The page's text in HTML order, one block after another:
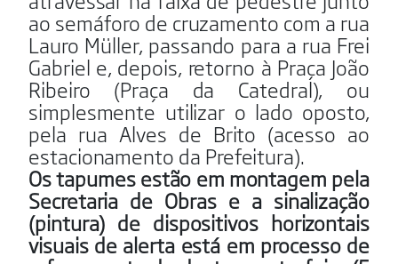
ao semáforo de cruzamento com a rua
Lauro Müller, passando para a rua Frei
Gabriel e, depois, retorno à Praça João
Ribeiro (Praça da Catedral), ou
simplesmente utilizar o lado oposto,
pela rua Alves de Brito (acesso ao
estacionamento da Prefeitura).
Os tapumes estão em montagem pela
Secretaria de Obras e a sinalização
(pintura) de dispositivos horizontais
visuais de alerta está em processo de